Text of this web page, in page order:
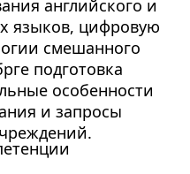
английского и
языков, цифровую
смешанного
подготовка
особенности
и запросы